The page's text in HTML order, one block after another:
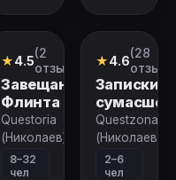
Ролевой
квест
★4.5(2
отзыва)
Завещание
Флинта
Questoria
(Николаев)
8–32
чел
Квест
★4.6(28
Записки
Questzona51
(Николаев)
2–6
чел